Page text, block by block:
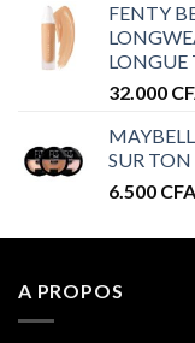
FENTY
LONGUE
32.000
SUR
6.500 CFA
A PROPOS